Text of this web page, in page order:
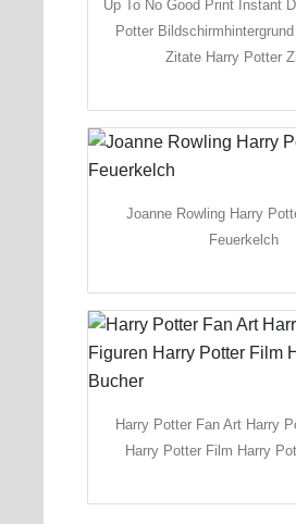
Up To No Good Print Instant
Potter
Zitate Harry Potter
Joanne Rowling Harry
Feuerkelch
Harry Potter Fan Art Harry
Harry Potter Film Harry